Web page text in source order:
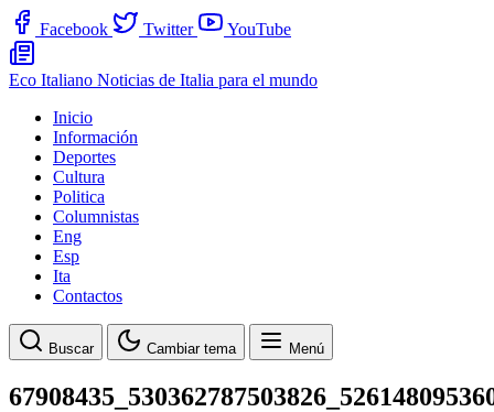
Facebook Twitter YouTube
Eco Italiano Noticias de Italia para el mundo
Inicio
Información
Deportes
Cultura
Politica
Columnistas
Eng
Esp
Ita
Contactos
Buscar Cambiar tema Menú